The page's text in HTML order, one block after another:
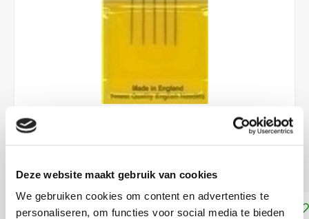
Deze website maakt gebruik van cookies
We gebruiken cookies om content en advertenties te
personaliseren, om functies voor social media te bieden
DIRECT LEVERBAAR
Toevoegen aan winkelwagen